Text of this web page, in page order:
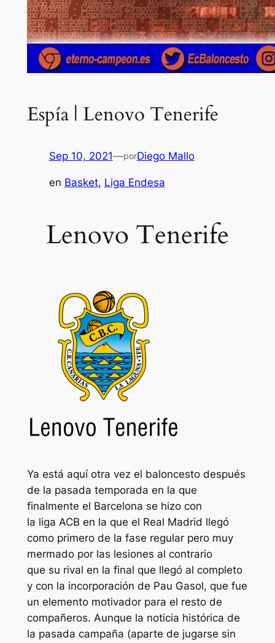
Espía | Lenovo Tenerife
Sep 10, 2021—porDiego Mallo
en Basket, Liga Endesa
Lenovo Tenerife
Ya está aquí otra vez el baloncesto después
de la pasada temporada en la que
finalmente el Barcelona se hizo con
la liga ACB en la que el Real Madrid llegó
como primero de la fase regular pero muy
mermado por las lesiones al contrario
que su rival en la final que llegó al completo
y con la incorporación de Pau Gasol, que fue
un elemento motivador para el resto de
compañeros. Aunque la noticia histórica de
la pasada campaña (aparte de jugarse sin